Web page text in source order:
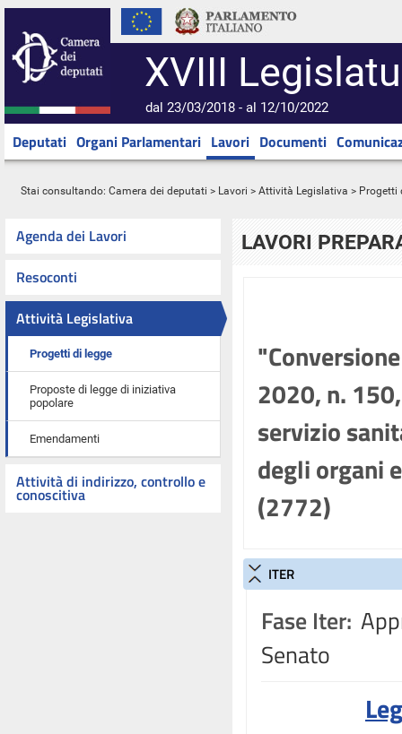
XVIII
dal 23/03/2018 - al 12/10/2022
Deputati Organi Parlamentari Lavori Documenti
Stai consultando: Camera dei deputati > Lavori > Attività Legislativa > Progetti
Agenda dei Lavori
Resoconti
Attività Legislativa
Progetti di legge
Proposte di legge di iniziativa
popolare
Emendamenti
Attività di indirizzo, controllo e
conoscitiva
LAVORI
2020, n.
servizio
degli organi
(2772)
ITER
Fase Iter:
Senato